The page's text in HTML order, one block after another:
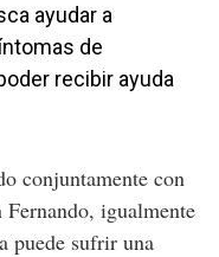
ayudar a
de
recibir ayuda
conjuntamente con
igualmente
puede sufrir una